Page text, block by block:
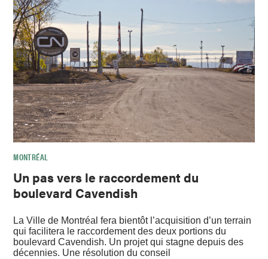
MONTRÉAL
Un pas vers le raccordement du
boulevard Cavendish
La Ville de Montréal fera bientôt l’acquisition d’un terrain
qui facilitera le raccordement des deux portions du
boulevard Cavendish. Un projet qui stagne depuis des
décennies. Une résolution du conseil